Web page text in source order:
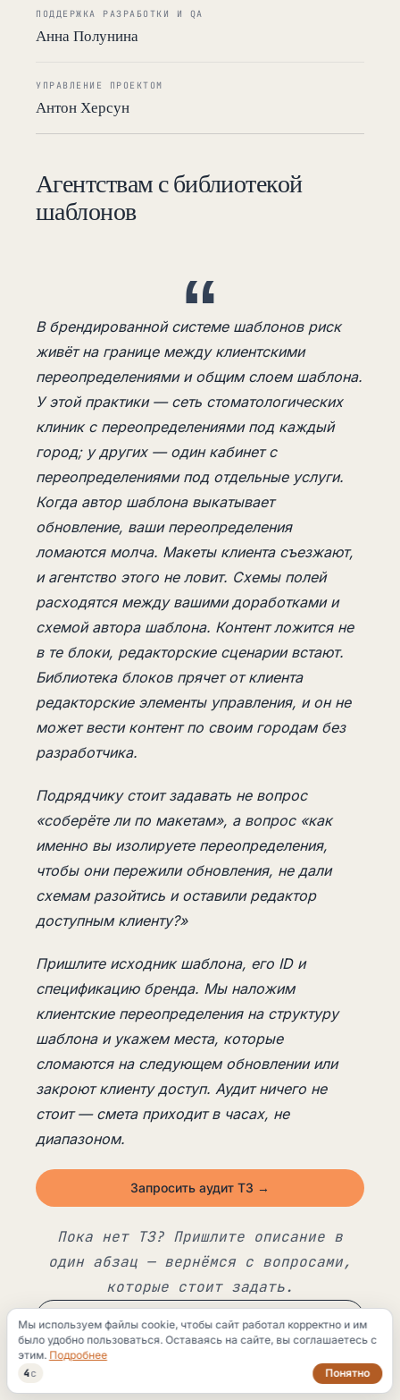
ПОДДЕРЖКА РАЗРАБОТКИ И QA
Анна Полунина
УПРАВЛЕНИЕ ПРОЕКТОМ
Антон Херсун
Агентствам с библиотекой
шаблонов
В брендированной системе шаблонов риск
живёт на границе между клиентскими
переопределениями и общим слоем шаблона.
У этой практики — сеть стоматологических
клиник с переопределениями под каждый
город; у других — один кабинет с
переопределениями под отдельные услуги.
Когда автор шаблона выкатывает
обновление, ваши переопределения
ломаются молча. Макеты клиента съезжают,
и агентство этого не ловит. Схемы полей
расходятся между вашими доработками и
схемой автора шаблона. Контент ложится не
в те блоки, редакторские сценарии встают.
Библиотека блоков прячет от клиента
редакторские элементы управления, и он не
может вести контент по своим городам без
разработчика.
Подрядчику стоит задавать не вопрос
«соберёте ли по макетам», а вопрос «как
именно вы изолируете переопределения,
чтобы они пережили обновления, не дали
схемам разойтись и оставили редактор
доступным клиенту?»
Пришлите исходник шаблона, его ID и
спецификацию бренда. Мы наложим
клиентские переопределения на структуру
шаблона и укажем места, которые
сломаются на следующем обновлении или
закроют клиенту доступ. Аудит ничего не
стоит — смета приходит в часах, не
диапазоном.
Запросить аудит ТЗ →
Пока нет ТЗ? Пришлите описание в
один абзац — вернёмся с вопросами,
которые стоит задать.
Прислать описание →
Мы используем файлы cookie, чтобы сайт работал корректно и им
было удобно пользоваться. Оставаясь на сайте, вы соглашаетесь с
этим. Подробнее
3с Понятно